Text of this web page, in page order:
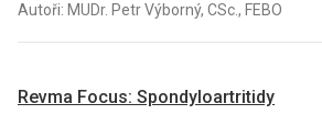
Autoři: MUDr. Petr Výborný, CSc., FEBO
Revma Focus: Spondyloartritidy